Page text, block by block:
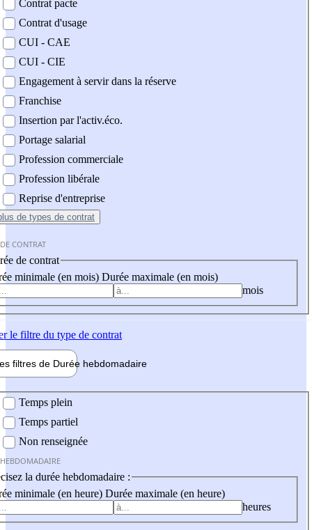
Contrat pacte
Contrat d'usage
CUI - CAE
CUI - CIE
Engagement à servir dans la réserve
Franchise
Insertion par l'activ.éco.
Portage salarial
Profession commerciale
Profession libérale
Reprise d'entreprise
de types de contrat
CONTRAT
de contrat
minimale (en mois) Durée maximale (en mois)
mois
le filtre du type de contrat
filtres de Durée hebdomadaire
Temps plein
Temps partiel
Non renseignée
la durée hebdomadaire :
minimale (en heure) Durée maximale (en heure)
heures